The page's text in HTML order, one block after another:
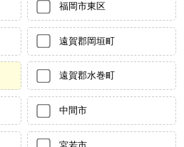
福岡市東区
遠賀郡岡垣町
遠賀郡水巻町
中間市